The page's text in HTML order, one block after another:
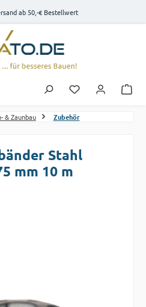
ab 50,-€ Bestellwert
Du hast 0
& Zaunbau Zubehör
Stahl
mm 10 m